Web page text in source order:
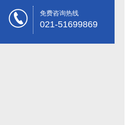
免费咨询热线
021-51699869